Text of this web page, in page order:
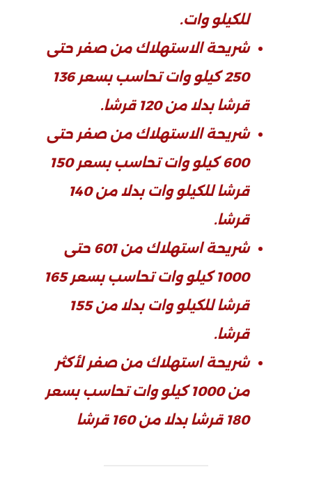
للكيلو وات.
شريحة الاستهلاك من صفر حتى
250 كيلو وات تحاسب بسعر 136
قرشا بدلا من 120 قرشا.
شريحة الاستهلاك من صفر حتى
600 كيلو وات تحاسب بسعر 150
قرشا للكيلو وات بدلا من 140
قرشا.
شريحة استهلاك من 601 حتى
1000 كيلو وات تحاسب بسعر 165
قرشا للكيلو وات بدلا من 155
قرشا.
شريحة استهلاك من صفر لأكثر
من 1000 كيلو وات تحاسب بسعر
180 قرشا بدلا من 160 قرشا